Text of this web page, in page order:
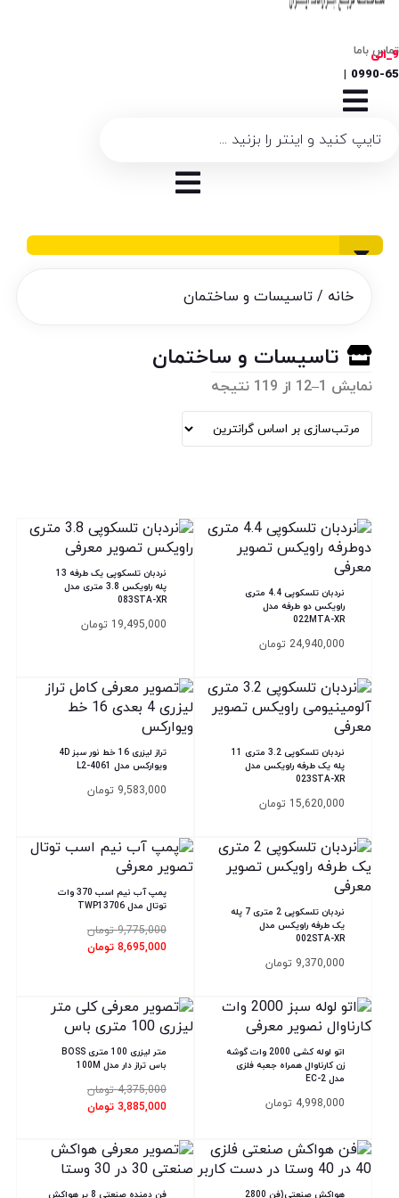
باما
|
خانه/ تاسیسات و ساختمان
تاسیسات و ساختمان
نمایش 1–12 از 119 نتیجه
مرتب‌سازی
بر
اساس
قیمت:
نردبان تلسکوپی 4.4 متری
راویکس دو طرفه مدل
022MTA-XR
24,940,000 تومان
نردبان تلسکوپی یک طرفه 13
پله راویکس 3.8 متری مدل
083STA-XR
19,495,000 تومان
نردبان تلسکوپی 3.2 متری 11
پله یک طرفه راویکس مدل
023STA-XR
15,620,000 تومان
تراز لیزری 16 خط نور سبز 4D
ویوارکس مدل L2-4061
9,583,000 تومان
نردبان تلسکوپی 2 متری 7 پله
یک طرفه راویکس مدل
002STA-XR
9,370,000 تومان
پمپ آب نیم اسب 370 وات
توتال مدل TWP13706
9,775,000 تومانقیمت
اصلی
8,695,000 تومانقیمت
اتو لوله کشی 2000 وات گوشه
زن کارناوال همراه جعبه فلزی
مدل EC-2
4,998,000 تومان
متر لیزری 100 متری BOSS
باس تراز دار مدل 100M
4,375,000 تومانقیمت
اصلی
3,885,000 تومانقیمت
است.
هواکش صنعتی(فن 2800
فن دمنده صنعتی 8 پر هواکش